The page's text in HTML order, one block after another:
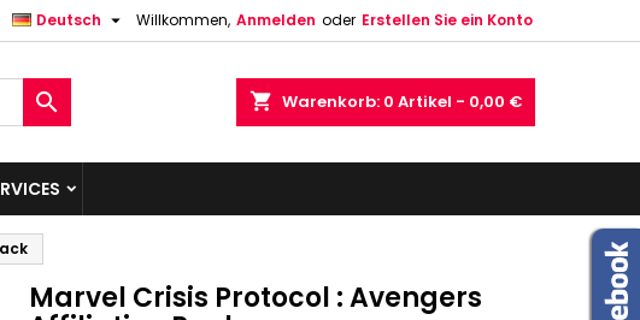
Willkommen, Anmelden oder Erstellen Sie ein Konto
Deutsch 
shopping_cart Warenkorb: 0 Artikel - 0,00 €

Marvel Crisis Protocol : Avengers